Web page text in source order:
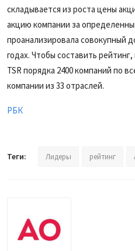
складывается из роста цены
акцию компании за
проанализировала совокупный
годах. Чтобы составить
TSR порядка 2400 компаний по
компании из 33 отраслей.
РБК
Теги: Лидеры рейтинг